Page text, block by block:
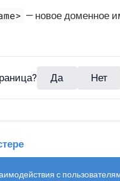
— новое доменное
Да Нет
с